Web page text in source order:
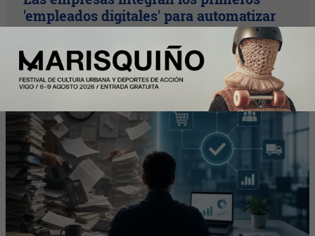
'empleados digitales' para automatizar
compras, negociación y gestión